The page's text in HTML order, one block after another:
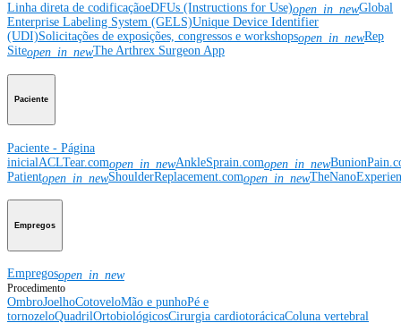
Linha direta de codificaçãoeDFUs (Instructions for Use)open_in_newGlobal
Enterprise Labeling System (GELS)Unique Device Identifier
(UDI)Solicitações de exposições, congressos e workshopsopen_in_newRep
Siteopen_in_newThe Arthrex Surgeon App
Paciente
Paciente - Página
inicialACLTear.comopen_in_newAnkleSprain.comopen_in_new
Patientopen_in_newShoulderReplacement.comopen_in_new
Empregos
Empregosopen_in_new
Procedimento
OmbroJoelhoCotoveloMão e punhoPé e
tornozeloQuadrilOrtobiológicosCirurgia cardiotorácicaColuna vertebral